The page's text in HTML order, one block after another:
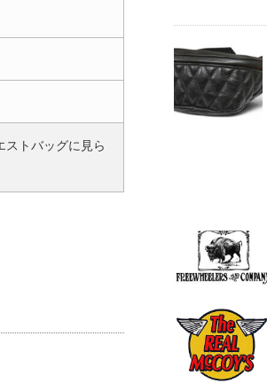
ストバッグに見ら